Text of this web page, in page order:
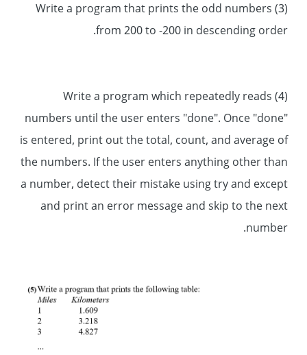
(3) Write a program that prints the odd numbers
from 200 to -200 in descending order.
(4) Write a program which repeatedly reads
numbers until the user enters "done". Once "done"
is entered, print out the total, count, and average of
the numbers. If the user enters anything other than
a number, detect their mistake using try and except
and print an error message and skip to the next
number.